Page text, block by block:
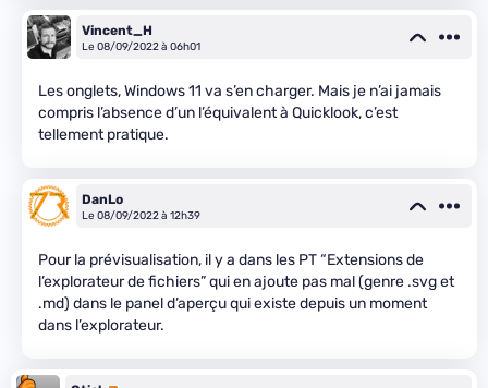
Vincent_H
Le 08/09/2022 à 06h01
Les onglets, Windows 11 va s’en charger. Mais je n’ai jamais
compris l’absence d’un l’équivalent à Quicklook, c’est
tellement pratique.
DanLo
Le 08/09/2022 à 12h39
Pour la prévisualisation, il y a dans les PT “Extensions de
l’explorateur de fichiers” qui en ajoute pas mal (genre .svg et
.md) dans le panel d’aperçu qui existe depuis un moment
dans l’explorateur.